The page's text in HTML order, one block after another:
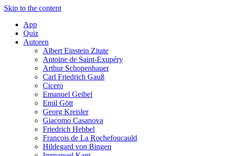
Skip to the content
App
Quiz
Autoren
Albert Einstein Zitate
Antoine de Saint-Exupéry
Arthur Schopenhauer
Carl Friedrich Gauß
Cicero
Emanuel Geibel
Emil Gött
Georg Kreisler
Giacomo Casanova
Friedrich Hebbel
François de La Rochefoucauld
Hildegard von Bingen